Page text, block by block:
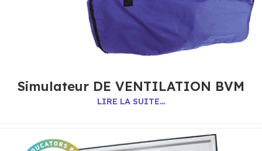
Simulateur DE VENTILATION BVM
LIRE LA SUITE…